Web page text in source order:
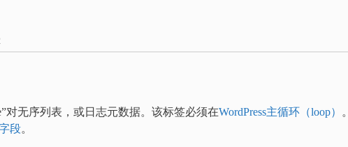
对无序列表，或日志元数据。该标签必须在WordPress主循环（loop）
。
段。